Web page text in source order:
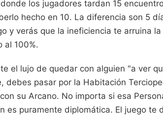
los jugadores tardan 15
hecho en 10. La diferencia son 5
y verás que la ineficiencia te arruina
al 100%.
el lujo de quedar con alguien "a ver
debes pasar por la Habitación
su Arcano. No importa si esa
es puramente diplomática. El juego te